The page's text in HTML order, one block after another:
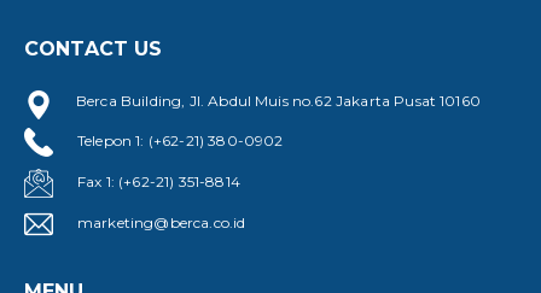
CONTACT US
Berca Building, Jl. Abdul Muis no.62 Jakarta Pusat 10160
Telepon 1: (+62-21) 380-0902
Fax 1: (+62-21) 351-8814
marketing@berca.co.id